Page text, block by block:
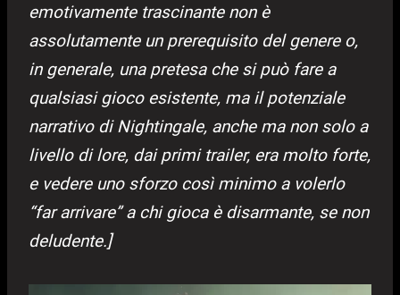
emotivamente trascinante non è
assolutamente un prerequisito del genere o,
in generale, una pretesa che si può fare a
qualsiasi gioco esistente, ma il potenziale
narrativo di Nightingale, anche ma non solo a
livello di lore, dai primi trailer, era molto forte,
e vedere uno sforzo così minimo a volerlo
“far arrivare” a chi gioca è disarmante, se non
deludente.]